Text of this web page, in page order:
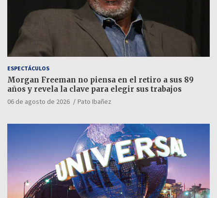
ESPECTÁCULOS
Morgan Freeman no piensa en el retiro a sus 89
años y revela la clave para elegir sus trabajos
06 de agosto de 2026 Pato Ibañez